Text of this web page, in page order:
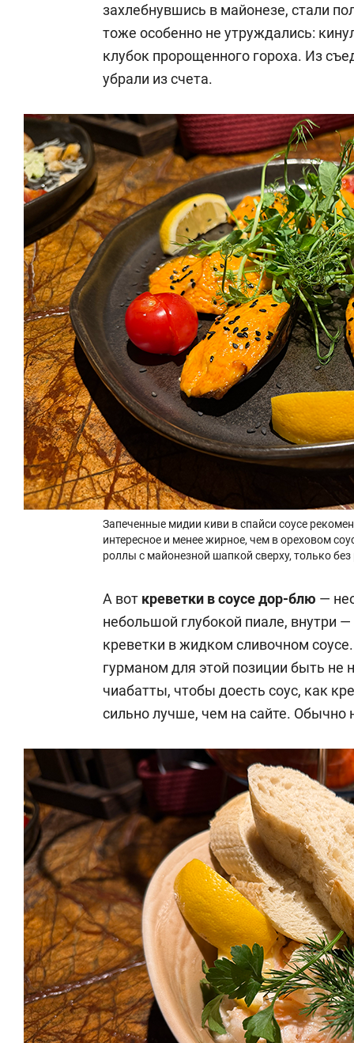
захлебнувшись в майонезе, стали
тоже особенно не утруждались:
клубок пророщенного гороха. Из
убрали из счета.
Запеченные мидии киви в спайси соусе
интересное и менее жирное, чем в ореховом
роллы с майонезной шапкой сверху, только без
А вот креветки в соусе дор-блю —
небольшой глубокой пиале, внутри
креветки в жидком сливочном
гурманом для этой позиции быть
чиабатты, чтобы доесть соус, как
сильно лучше, чем на сайте. Обычно